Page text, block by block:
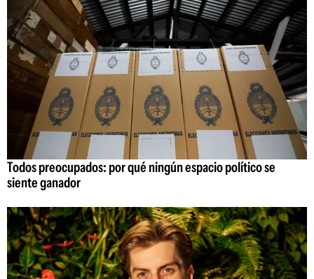
Todos preocupados: por qué ningún espacio político se
siente ganador